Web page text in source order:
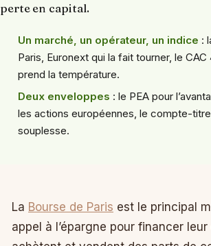
perte en capital.
Un marché, un opérateur, un indice :
Paris, Euronext qui la fait tourner, le CAC
prend la température.
Deux enveloppes : le PEA pour
les actions européennes, le compte-
souplesse.
La Bourse de Paris est le principal
appel à l’épargne pour financer